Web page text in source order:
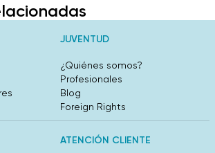
JUVENTUD
¿Quiénes somos?
Profesionales
Blog
Foreign Rights
ATENCIÓN CLIENTE